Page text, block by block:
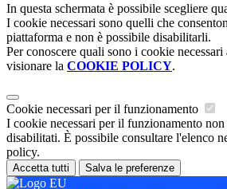
In questa schermata è possibile scegliere
I cookie necessari sono quelli che
piattaforma e non è possibile disabilitarli.
Per conoscere quali sono i cookie
visionare la COOKIE POLICY.
Cookie necessari per il funzionamento
I cookie necessari per il funzionamento non
disabilitati. È possibile consultare l'elenco
policy.
Accetta tutti Salva le preferenze